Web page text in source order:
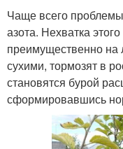
Чаще всего
азота. Нехватка
преимущественно на
сухими, тормозят в
становятся бурой
сформировавшись